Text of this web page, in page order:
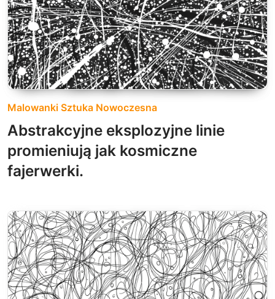
Malowanki Sztuka Nowoczesna
Abstrakcyjne eksplozyjne linie
promieniują jak kosmiczne
fajerwerki.